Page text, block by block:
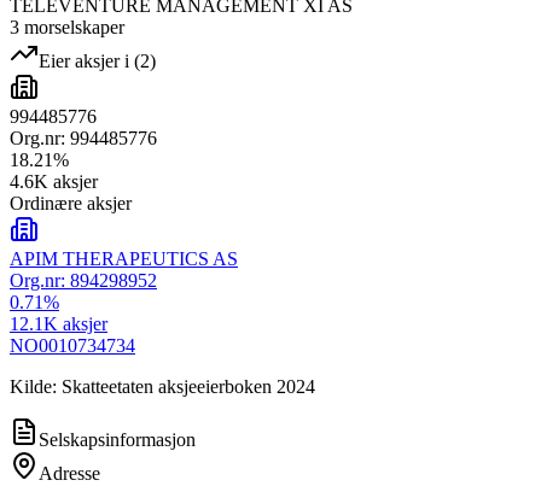
TELEVENTURE MANAGEMENT XI AS
3 morselskaper
Eier aksjer i (2)
994485776
Org.nr: 994485776
18.21%
4.6K aksjer
Ordinære aksjer
APIM THERAPEUTICS AS
Org.nr: 894298952
0.71%
12.1K aksjer
NO0010734734
Kilde: Skatteetaten aksjeeierboken 2024
Selskapsinformasjon
Adresse